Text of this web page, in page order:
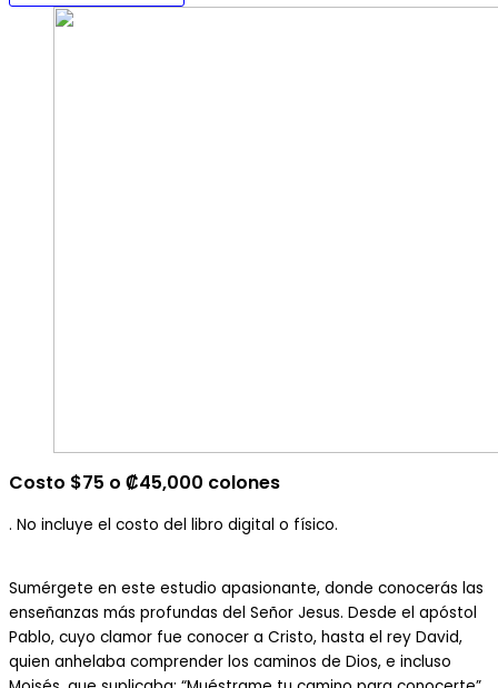
Costo $75 o ₡45,000 colones
. No incluye el costo del libro digital o físico.
Sumérgete en este estudio apasionante, donde conocerás las
enseñanzas más profundas del Señor Jesus. Desde el apóstol
Pablo, cuyo clamor fue conocer a Cristo, hasta el rey David,
quien anhelaba comprender los caminos de Dios, e incluso